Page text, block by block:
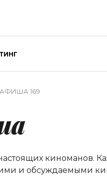
169
киноманов.
и обсуждаемыми